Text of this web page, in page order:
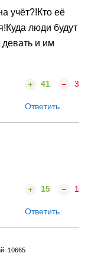
учёт?!Кто её
люди будут
девать и им
41 3
Ответить
15 1
Ответить
10665